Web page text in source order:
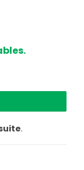
Anne Lighting
.